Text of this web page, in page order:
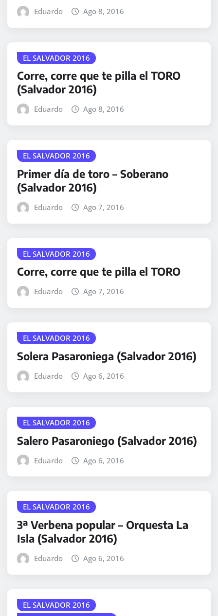
Eduardo Ago 8, 2016
EL SALVADOR 2016
Corre, corre que te pilla el TORO
(Salvador 2016)
Eduardo Ago 8, 2016
EL SALVADOR 2016
Primer día de toro – Soberano
(Salvador 2016)
Eduardo Ago 7, 2016
EL SALVADOR 2016
Corre, corre que te pilla el TORO
Eduardo Ago 7, 2016
EL SALVADOR 2016
Solera Pasaroniega (Salvador 2016)
Eduardo Ago 6, 2016
EL SALVADOR 2016
Salero Pasaroniego (Salvador 2016)
Eduardo Ago 6, 2016
EL SALVADOR 2016
3ª Verbena popular – Orquesta La
Isla (Salvador 2016)
Eduardo Ago 6, 2016
EL SALVADOR 2016